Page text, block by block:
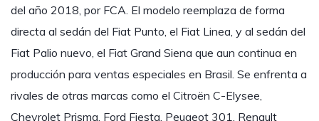
del año 2018, por FCA. El modelo reemplaza de forma
directa al sedán del Fiat Punto, el Fiat Linea, y al sedán del
Fiat Palio nuevo, el Fiat Grand Siena que aun continua en
producción para ventas especiales en Brasil. Se enfrenta a
rivales de otras marcas como el Citroën C-Elysee,
Chevrolet Prisma, Ford Fiesta, Peugeot 301, Renault